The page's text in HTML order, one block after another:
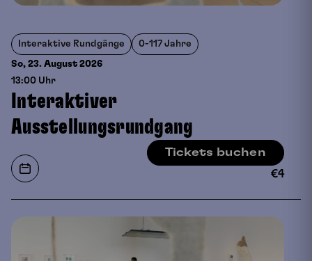
Interaktive Rundgänge 0-117 Jahre
So, 23. August 2026
13:00 Uhr
Interaktiver
Ausstellungsrundgang
Tickets buchen
€4